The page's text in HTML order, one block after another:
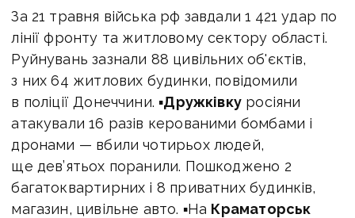
За 21 травня війська рф завдали 1 421 удар по
лінії фронту та житловому сектору області.
Руйнувань зазнали 88 цивільних об'єктів,
з них 64 житлових будинки, повідомили
в поліції Донеччини. ▪Дружківкуросіяни
атакували 16 разів керованими бомбами і
дронами — вбили чотирьох людей,
ще дев’ятьох поранили. Пошкоджено 2
багатоквартирних і 8 приватних будинків,
магазин, цивільне авто. ▪На Краматорськ